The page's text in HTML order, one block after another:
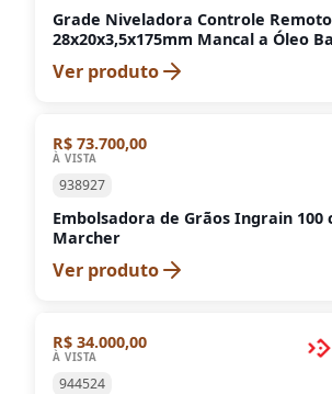
Grade Niveladora Controle
28x20x3,5x175mm Mancal a Óleo
Ver produto
R$ 73.700,00
À VISTA
938927
Embolsadora de Grãos Ingrain 100
Marcher
Ver produto
R$ 34.000,00
À VISTA
944524